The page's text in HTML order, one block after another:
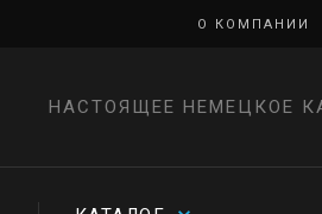
О КОМПАНИИ
НАСТОЯЩЕЕ НЕМЕЦКОЕ